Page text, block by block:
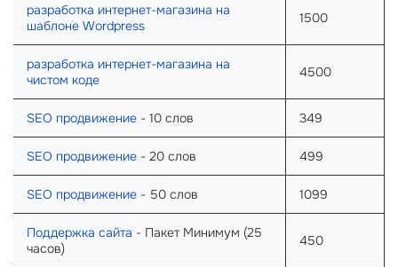
разработка интернет-магазина на
шаблоне Wordpress
1500
разработка интернет-магазина на
чистом коде
4500
SEO продвижение - 10 слов 349
SEO продвижение - 20 слов 499
SEO продвижение - 50 слов 1099
Поддержка сайта - Пакет Минимум (25
часов)
450